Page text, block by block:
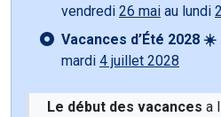
vendredi 26 mai au lundi
Vacances d’Été 2028 ☀️
mardi 4 juillet 2028
Le début des vacances a